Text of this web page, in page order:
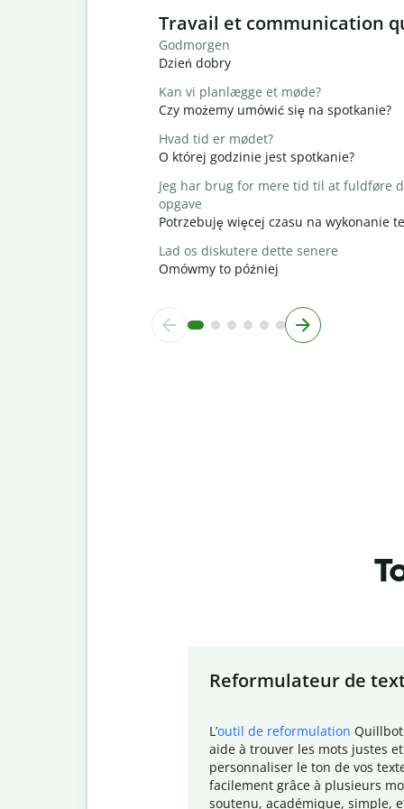
Slide 1 of 6
Travail et communication
Godmorgen
Dzień dobry
Kan vi planlægge et møde?
Czy możemy umówić się na spotkanie?
Hvad tid er mødet?
O której godzinie jest spotkanie?
Jeg har brug for mere tid til at fuldføre
opgave
Potrzebuję więcej czasu na wykonanie
Lad os diskutere dette senere
Omówmy to później
Reformulateur de
L ’outil de reformulation
aide à trouver les mots justes
personnaliser le ton de vos
facilement grâce à plusieurs
soutenu, académique, simple,